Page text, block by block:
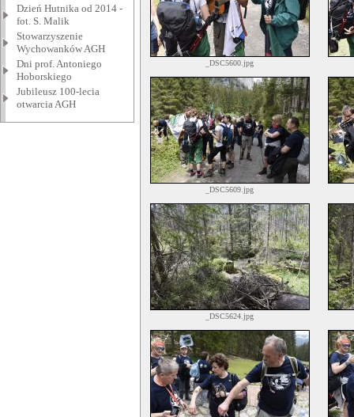
Dzień Hutnika od 2014 -
fot. S. Malik
Stowarzyszenie
Wychowanków AGH
Dni prof. Antoniego
Hoborskiego
Jubileusz 100-lecia
otwarcia AGH
_DSC5600.jpg
_DSC5609.jpg
_DSC5624.jpg